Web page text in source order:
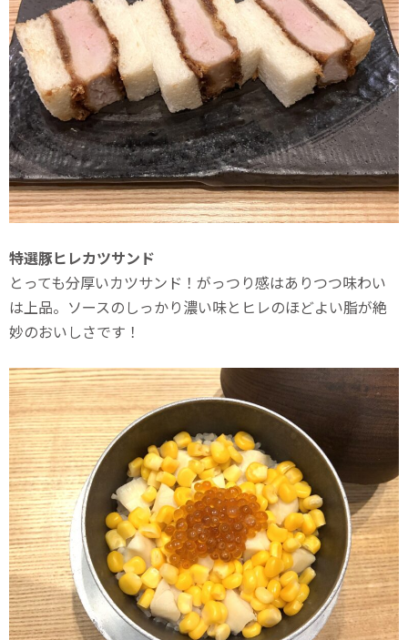
特選豚ヒレカツサンド
とっても分厚いカツサンド！がっつり感はありつつ味わい
は上品。ソースのしっかり濃い味とヒレのほどよい脂が絶
妙のおいしさです！